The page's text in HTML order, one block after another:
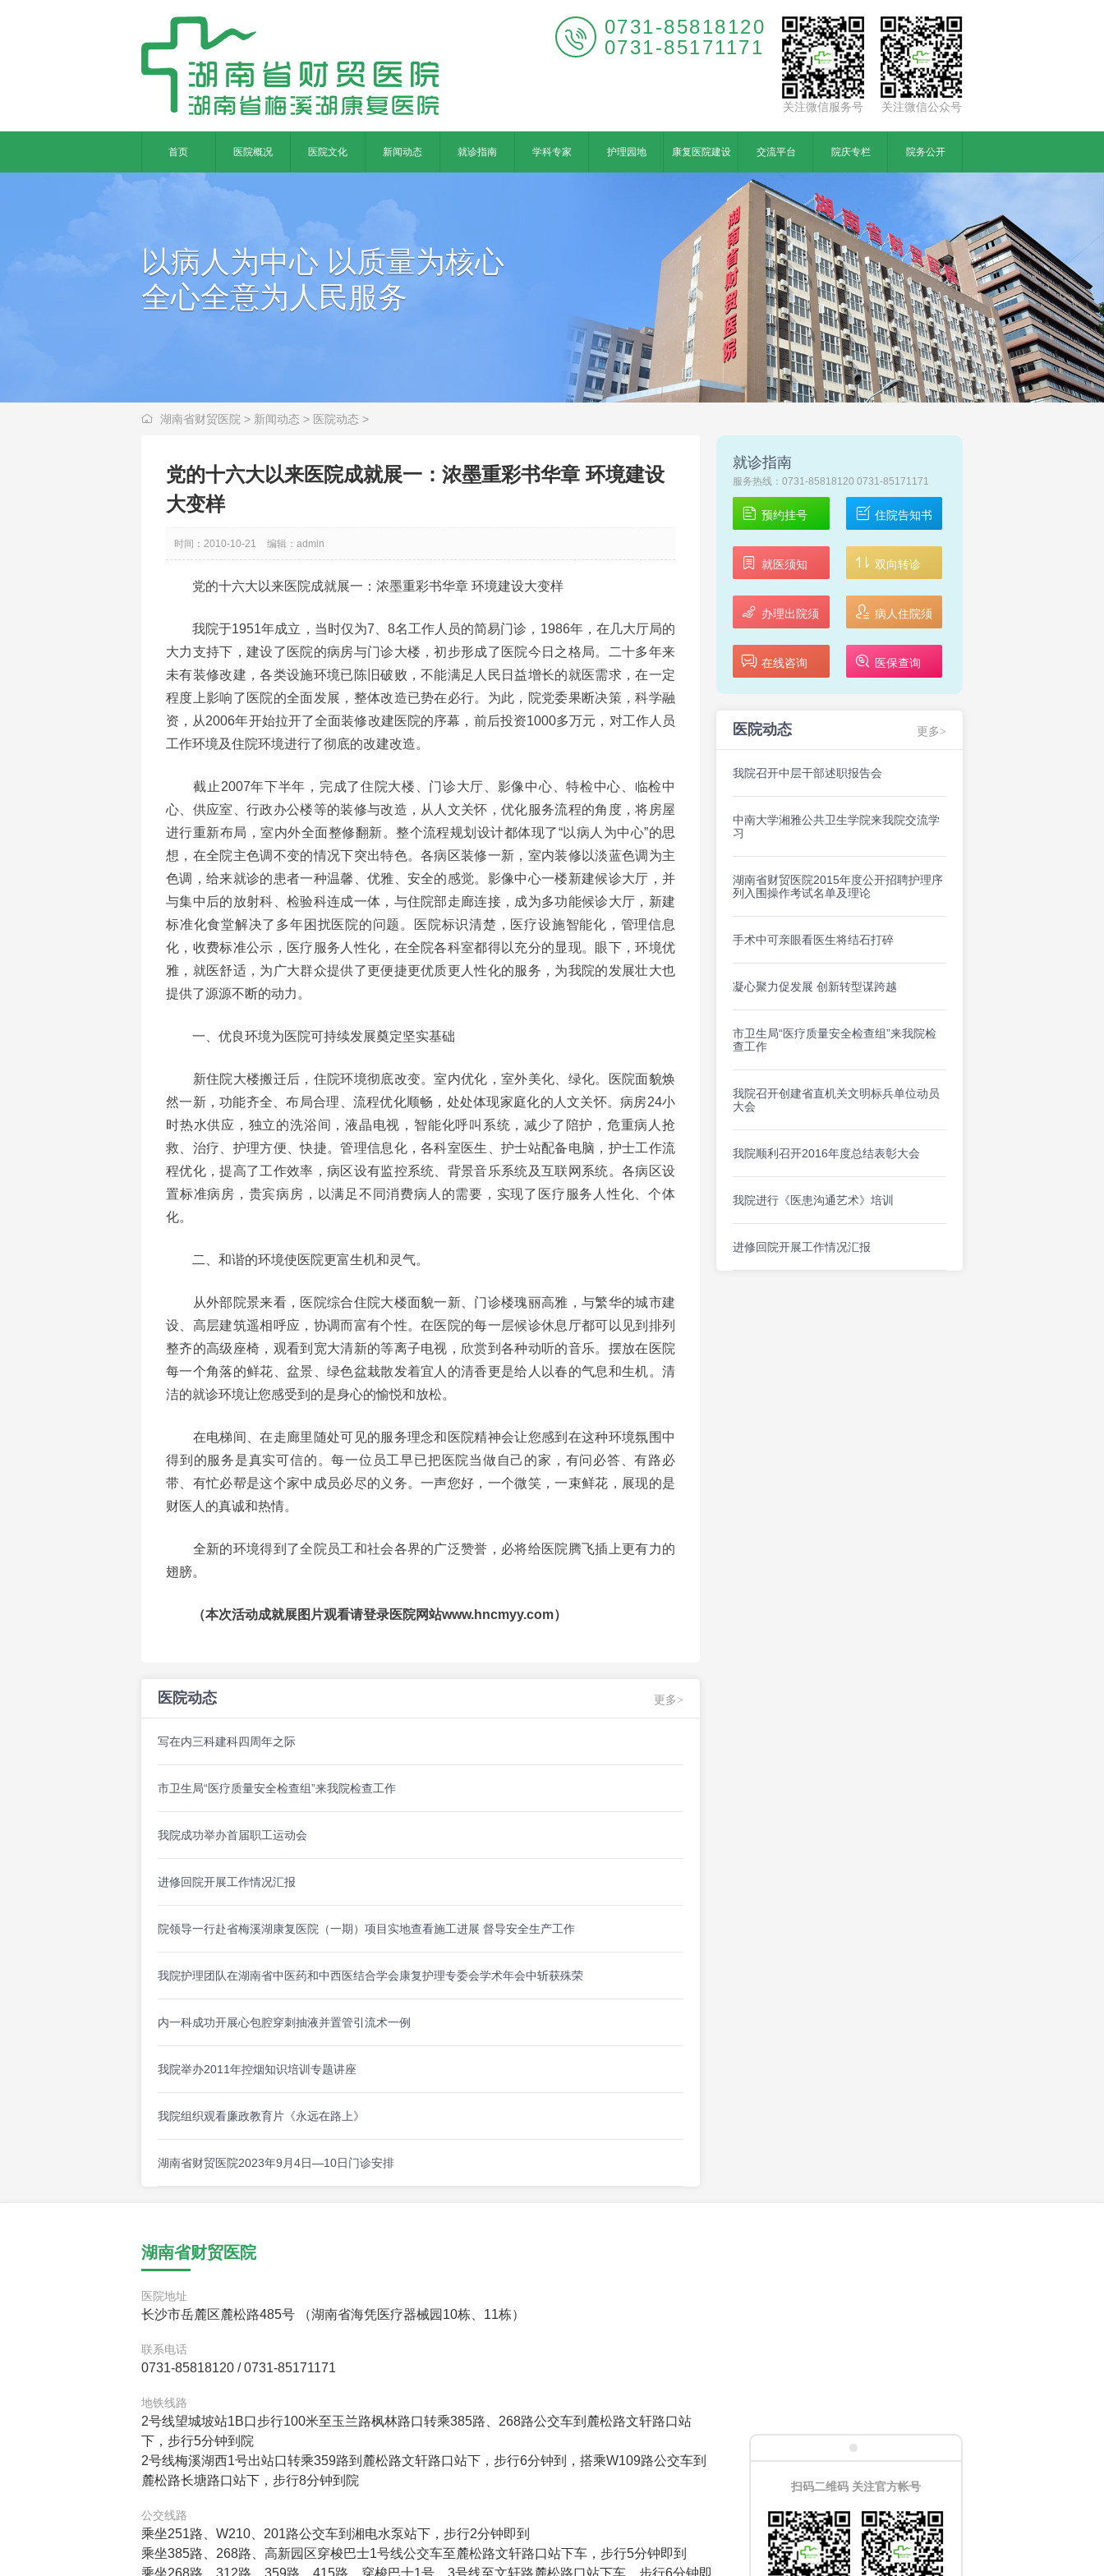
关注微信服务号 关注微信公众号

0731-85818120
0731-85171171
首页 医院概况 医院文化 新闻动态 就诊指南 学科专家 护理园地 康复医院建设 交流平台 院庆专栏 院务公开
以病人为中心 以质量为核心
全心全意为人民服务
湖南省财贸医院 > 新闻动态 > 医院动态 >
党的十六大以来医院成就展一：浓墨重彩书华章 环境建设
大变样
时间：2010-10-21 编辑：admin
党的十六大以来医院成就展一：浓墨重彩书华章 环境建设大变样
我院于1951年成立，当时仅为7、8名工作人员的简易门诊，1986年，在几大厅局的
大力支持下，建设了医院的病房与门诊大楼，初步形成了医院今日之格局。二十多年来
未有装修改建，各类设施环境已陈旧破败，不能满足人民日益增长的就医需求，在一定
程度上影响了医院的全面发展，整体改造已势在必行。为此，院党委果断决策，科学融
资，从2006年开始拉开了全面装修改建医院的序幕，前后投资1000多万元，对工作人员
工作环境及住院环境进行了彻底的改建改造。
截止2007年下半年，完成了住院大楼、门诊大厅、影像中心、特检中心、临检中
心、供应室、行政办公楼等的装修与改造，从人文关怀，优化服务流程的角度，将房屋
进行重新布局，室内外全面整修翻新。整个流程规划设计都体现了“以病人为中心”的思
想，在全院主色调不变的情况下突出特色。各病区装修一新，室内装修以淡蓝色调为主
色调，给来就诊的患者一种温馨、优雅、安全的感觉。影像中心一楼新建候诊大厅，并
与集中后的放射科、检验科连成一体，与住院部走廊连接，成为多功能候诊大厅，新建
标准化食堂解决了多年困扰医院的问题。医院标识清楚，医疗设施智能化，管理信息
化，收费标准公示，医疗服务人性化，在全院各科室都得以充分的显现。眼下，环境优
雅，就医舒适，为广大群众提供了更便捷更优质更人性化的服务，为我院的发展壮大也
提供了源源不断的动力。
一、优良环境为医院可持续发展奠定坚实基础
新住院大楼搬迁后，住院环境彻底改变。室内优化，室外美化、绿化。医院面貌焕
然一新，功能齐全、布局合理、流程优化顺畅，处处体现家庭化的人文关怀。病房24小
时热水供应，独立的洗浴间，液晶电视，智能化呼叫系统，减少了陪护，危重病人抢
救、治疗、护理方便、快捷。管理信息化，各科室医生、护士站配备电脑，护士工作流
程优化，提高了工作效率，病区设有监控系统、背景音乐系统及互联网系统。各病区设
置标准病房，贵宾病房，以满足不同消费病人的需要，实现了医疗服务人性化、个体
化。
二、和谐的环境使医院更富生机和灵气。
从外部院景来看，医院综合住院大楼面貌一新、门诊楼瑰丽高雅，与繁华的城市建
设、高层建筑遥相呼应，协调而富有个性。在医院的每一层候诊休息厅都可以见到排列
整齐的高级座椅，观看到宽大清新的等离子电视，欣赏到各种动听的音乐。摆放在医院
每一个角落的鲜花、盆景、绿色盆栽散发着宜人的清香更是给人以春的气息和生机。清
洁的就诊环境让您感受到的是身心的愉悦和放松。
在电梯间、在走廊里随处可见的服务理念和医院精神会让您感到在这种环境氛围中
得到的服务是真实可信的。每一位员工早已把医院当做自己的家，有问必答、有路必
带、有忙必帮是这个家中成员必尽的义务。一声您好，一个微笑，一束鲜花，展现的是
财医人的真诚和热情。
全新的环境得到了全院员工和社会各界的广泛赞誉，必将给医院腾飞插上更有力的
翅膀。
（本次活动成就展图片观看请登录医院网站www.hncmyy.com）
医院动态 更多>
写在内三科建科四周年之际
市卫生局“医疗质量安全检查组”来我院检查工作
我院成功举办首届职工运动会
进修回院开展工作情况汇报
院领导一行赴省梅溪湖康复医院（一期）项目实地查看施工进展 督导安全生产工作
我院护理团队在湖南省中医药和中西医结合学会康复护理专委会学术年会中斩获殊荣
内一科成功开展心包腔穿刺抽液并置管引流术一例
我院举办2011年控烟知识培训专题讲座
我院组织观看廉政教育片《永远在路上》
湖南省财贸医院2023年9月4日—10日门诊安排
就诊指南
服务热线：0731-85818120 0731-85171171
预约挂号 住院告知书
就医须知 双向转诊
办理出院须
知
病人住院须
知
在线咨询
医保查询
医院动态 更多>
我院召开中层干部述职报告会
中南大学湘雅公共卫生学院来我院交流学
习
湖南省财贸医院2015年度公开招聘护理序
列入围操作考试名单及理论
手术中可亲眼看医生将结石打碎
凝心聚力促发展 创新转型谋跨越
市卫生局“医疗质量安全检查组”来我院检
查工作
我院召开创建省直机关文明标兵单位动员
大会
我院顺利召开2016年度总结表彰大会
我院进行《医患沟通艺术》培训
进修回院开展工作情况汇报
湖南省财贸医院
医院地址
长沙市岳麓区麓松路485号 （湖南省海凭医疗器械园10栋、11栋）
联系电话
0731-85818120 / 0731-85171171
地铁线路
2号线望城坡站1B口步行100米至玉兰路枫林路口转乘385路、268路公交车到麓松路文轩路口站
下，步行5分钟到院
2号线梅溪湖西1号出站口转乘359路到麓松路文轩路口站下，步行6分钟到，搭乘W109路公交车到
麓松路长塘路口站下，步行8分钟到院
公交线路
乘坐251路、W210、201路公交车到湘电水泵站下，步行2分钟即到
乘坐385路、268路、高新园区穿梭巴士1号线公交车至麓松路文轩路口站下车，步行5分钟即到
乘坐268路、312路、359路、415路、穿梭巴士1号、3号线至文轩路麓松路口站下车，步行6分钟即
扫码二维码 关注官方帐号